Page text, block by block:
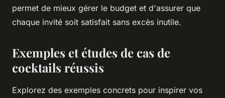
permet de mieux gérer le budget et d'assurer que
chaque invité soit satisfait sans excès inutile.
Exemples et études de cas de
cocktails réussis
Explorez des exemples concrets pour inspirer vos